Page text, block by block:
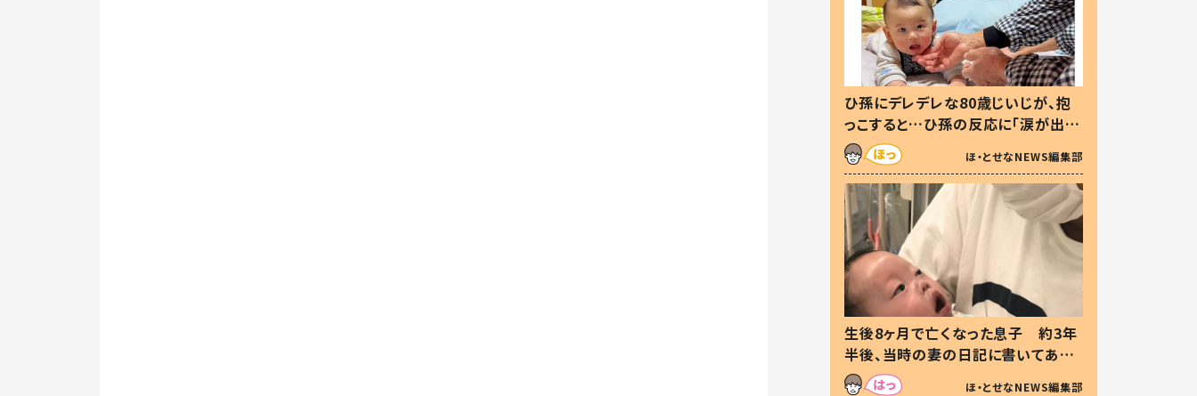
ひ孫にデレデレな80歳じいじが、抱
っこすると…ひ孫の反応に「涙が出ま
した」「可愛くて仕方ない」
ほ・とせなNEWS編集部
生後8ヶ月で亡くなった息子 約3年
半後、当時の妻の日記に書いてあっ
た本音とは
ほ・とせなNEWS編集部